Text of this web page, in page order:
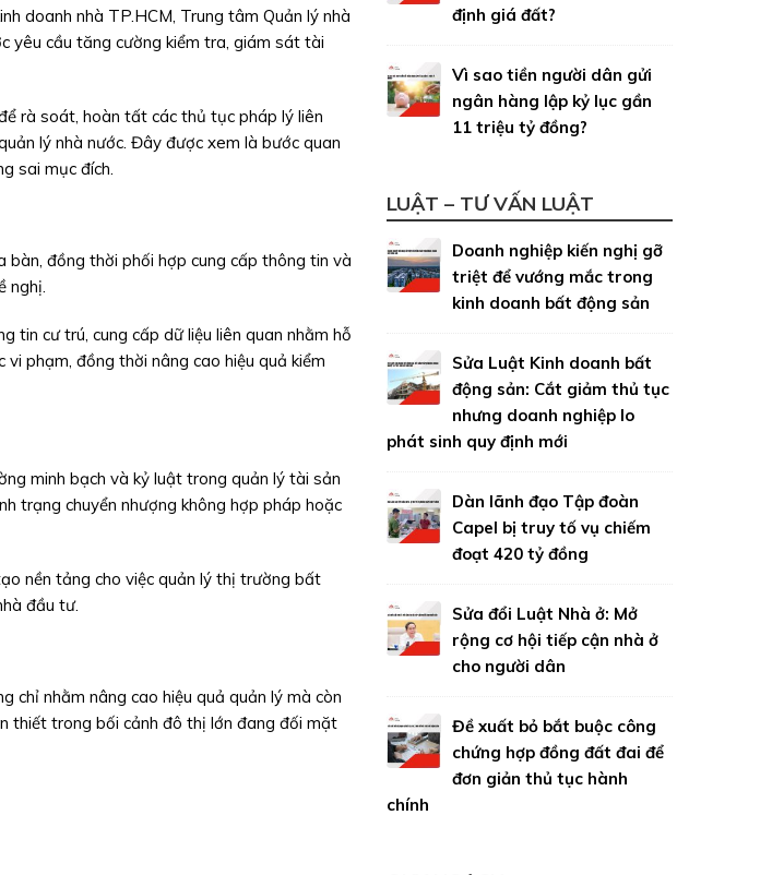
doanh nhà TP.HCM, Trung tâm Quản lý nhà
yêu cầu tăng cường kiểm tra, giám sát tài
rà soát, hoàn tất các thủ tục pháp lý liên
lý nhà nước. Đây được xem là bước quan
sai mục đích.
bàn, đồng thời phối hợp cung cấp thông tin và
nghị.
tin cư trú, cung cấp dữ liệu liên quan nhằm hỗ
phạm, đồng thời nâng cao hiệu quả kiểm
minh bạch và kỷ luật trong quản lý tài sản
trạng chuyển nhượng không hợp pháp hoặc
nền tảng cho việc quản lý thị trường bất
đầu tư.
chỉ nhằm nâng cao hiệu quả quản lý mà còn
thiết trong bối cảnh đô thị lớn đang đối mặt
định giá đất?
Vì sao tiền người dân gửi
ngân hàng lập kỷ lục gần
11 triệu tỷ đồng?
LUẬT – TƯ VẤN LUẬT
Doanh nghiệp kiến nghị gỡ
triệt để vướng mắc trong
kinh doanh bất động sản
Sửa Luật Kinh doanh bất
động sản: Cắt giảm thủ tục
nhưng doanh nghiệp lo
phát sinh quy định mới
Dàn lãnh đạo Tập đoàn
Capel bị truy tố vụ chiếm
đoạt 420 tỷ đồng
Sửa đổi Luật Nhà ở: Mở
rộng cơ hội tiếp cận nhà ở
cho người dân
Đề xuất bỏ bắt buộc công
chứng hợp đồng đất đai để
đơn giản thủ tục hành
chính